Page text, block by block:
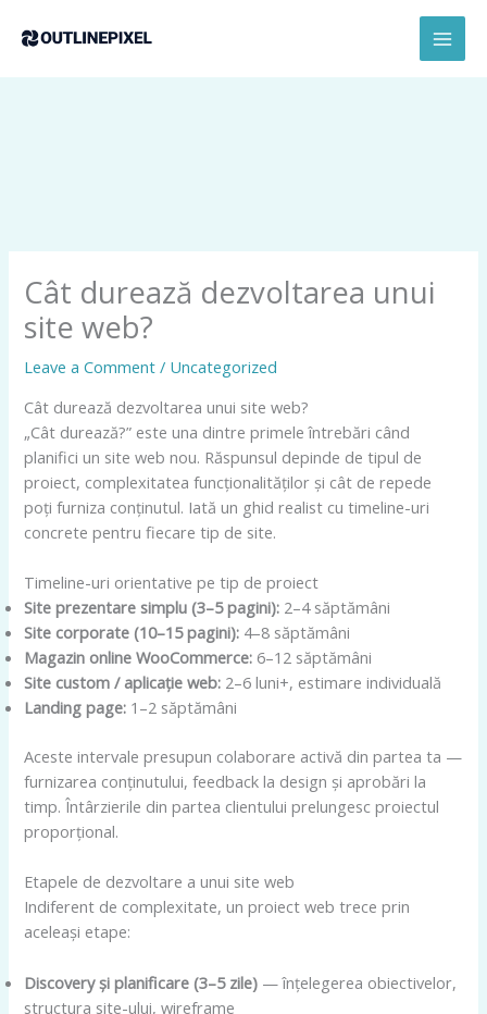
Cât durează dezvoltarea unui
site web?
Leave a Comment / Uncategorized
Cât durează dezvoltarea unui site web?
„Cât durează?” este una dintre primele întrebări când
planifici un site web nou. Răspunsul depinde de tipul de
proiect, complexitatea funcționalităților și cât de repede
poți furniza conținutul. Iată un ghid realist cu timeline-uri
concrete pentru fiecare tip de site.
Timeline-uri orientative pe tip de proiect
Site prezentare simplu (3–5 pagini): 2–4 săptămâni
Site corporate (10–15 pagini): 4–8 săptămâni
Magazin online WooCommerce: 6–12 săptămâni
Site custom / aplicație web: 2–6 luni+, estimare individuală
Landing page: 1–2 săptămâni
Aceste intervale presupun colaborare activă din partea ta —
furnizarea conținutului, feedback la design și aprobări la
timp. Întârzierile din partea clientului prelungesc proiectul
proporțional.
Etapele de dezvoltare a unui site web
Indiferent de complexitate, un proiect web trece prin
aceleași etape:
Discovery și planificare (3–5 zile) — înțelegerea obiectivelor,
structura site-ului, wireframe